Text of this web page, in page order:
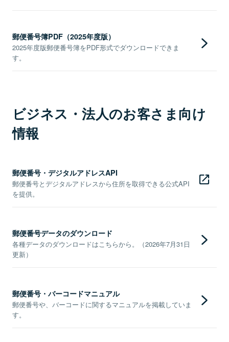
郵便番号簿PDF（2025年度版）
2025年度版郵便番号簿をPDF形式でダウンロードできま
す。
ビジネス・法人のお客さま向け
情報
郵便番号・デジタルアドレスAPI
郵便番号とデジタルアドレスから住所を取得できる公式API
を提供。
郵便番号データのダウンロード
各種データのダウンロードはこちらから。（2026年7月31日
更新）
郵便番号・バーコードマニュアル
郵便番号や、バーコードに関するマニュアルを掲載していま
す。